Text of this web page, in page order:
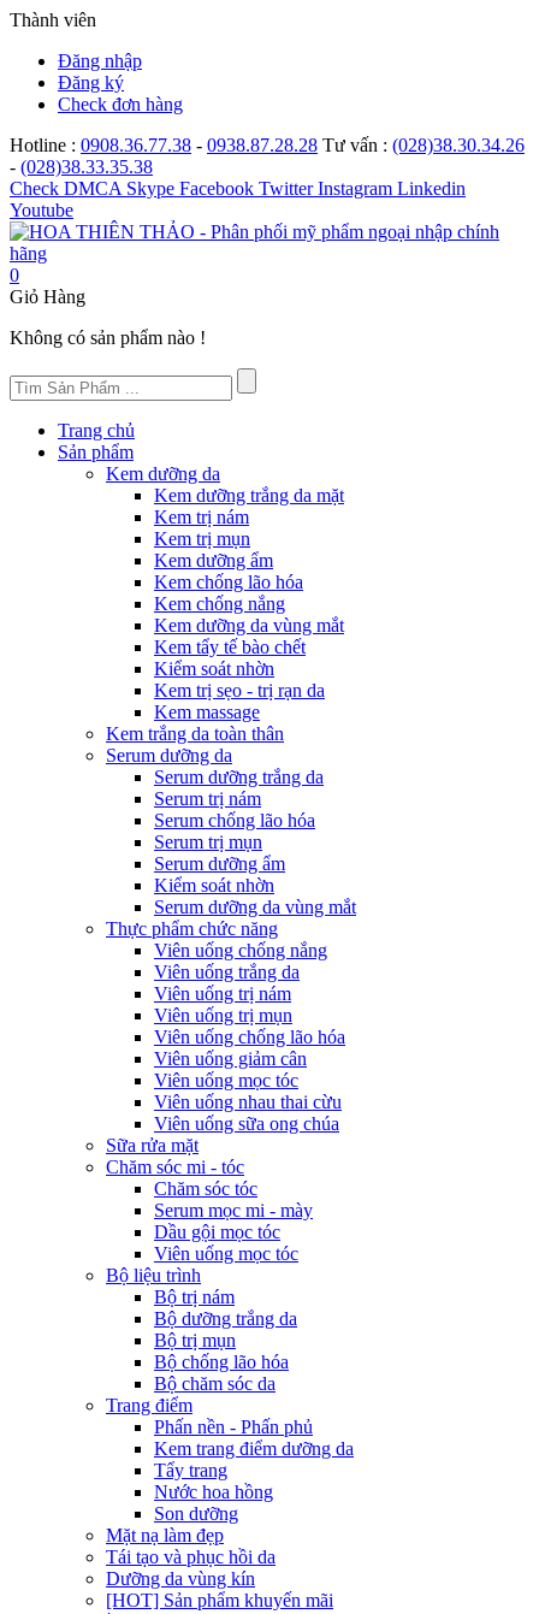
Thành viên
Đăng nhập
Đăng ký
Check đơn hàng
Hotline : 0908.36.77.38 - 0938.87.28.28 Tư vấn : (028)38.30.34.26
- (028)38.33.35.38
Check DMCA Skype Facebook Twitter Instagram Linkedin
Youtube
0
Giỏ Hàng
Không có sản phẩm nào !
Trang chủ
Sản phẩm
Kem dưỡng da
Kem dưỡng trắng da mặt
Kem trị nám
Kem trị mụn
Kem dưỡng ẩm
Kem chống lão hóa
Kem chống nắng
Kem dưỡng da vùng mắt
Kem tẩy tế bào chết
Kiểm soát nhờn
Kem trị sẹo - trị rạn da
Kem massage
Kem trắng da toàn thân
Serum dưỡng da
Serum dưỡng trắng da
Serum trị nám
Serum chống lão hóa
Serum trị mụn
Serum dưỡng ẩm
Kiểm soát nhờn
Serum dưỡng da vùng mắt
Thực phẩm chức năng
Viên uống chống nắng
Viên uống trắng da
Viên uống trị nám
Viên uống trị mụn
Viên uống chống lão hóa
Viên uống giảm cân
Viên uống mọc tóc
Viên uống nhau thai cừu
Viên uống sữa ong chúa
Sữa rửa mặt
Chăm sóc mi - tóc
Chăm sóc tóc
Serum mọc mi - mày
Dầu gội mọc tóc
Viên uống mọc tóc
Bộ liệu trình
Bộ trị nám
Bộ dưỡng trắng da
Bộ trị mụn
Bộ chống lão hóa
Bộ chăm sóc da
Trang điểm
Phấn nền - Phấn phủ
Kem trang điểm dưỡng da
Tẩy trang
Nước hoa hồng
Son dưỡng
Mặt nạ làm đẹp
Tái tạo và phục hồi da
Dưỡng da vùng kín
[HOT] Sản phẩm khuyến mãi